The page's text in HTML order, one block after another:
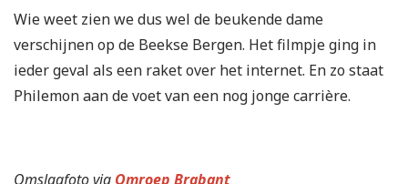
Wie weet zien we dus wel de beukende dame
verschijnen op de Beekse Bergen. Het filmpje ging in
ieder geval als een raket over het internet. En zo staat
Philemon aan de voet van een nog jonge carrière.
Omslagfoto via Omroep Brabant